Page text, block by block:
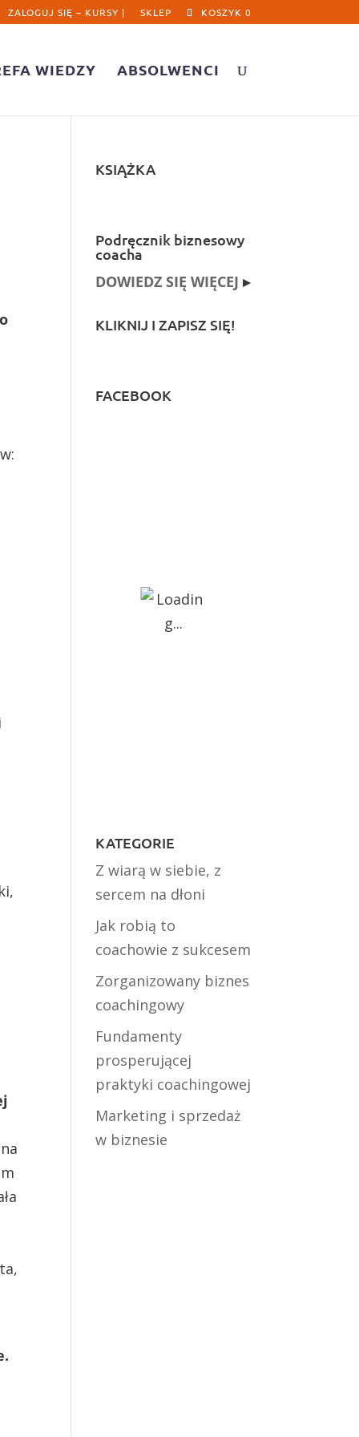
ZALOGUJ SIĘ – KURSY | SKLEP KOSZYK 0
WIEDZY ABSOLWENCI
KSIĄŻKA
Podręcznik biznesowy
coacha
DOWIEDZ SIĘ WIĘCEJ ▸
KLIKNIJ I ZAPISZ SIĘ!
FACEBOOK
KATEGORIE
Z wiarą w siebie, z
sercem na dłoni
Jak robią to
coachowie z sukcesem
Zorganizowany biznes
coachingowy
Fundamenty
prosperującej
praktyki coachingowej
Marketing i sprzedaż
w biznesie